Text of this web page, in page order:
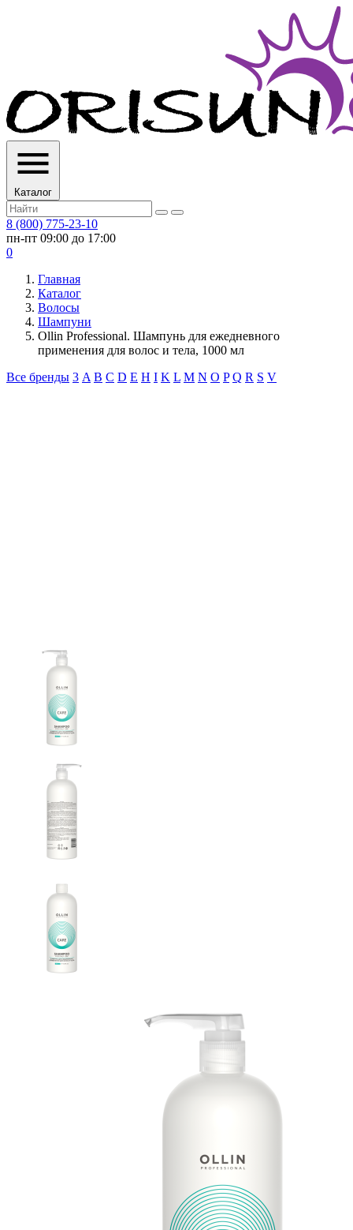
Каталог
8 (800) 775-23-10
пн-пт 09:00 до 17:00
0
Главная
Каталог
Волосы
Шампуни
Ollin Professional. Шампунь для ежедневного
применения для волос и тела, 1000 мл
Все бренды 3 A B C D E H I K L M N O P Q R S V